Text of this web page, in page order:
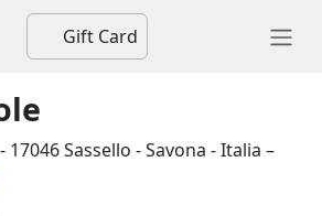
Gift Card
- 17046Sassello -Savona -Italia –